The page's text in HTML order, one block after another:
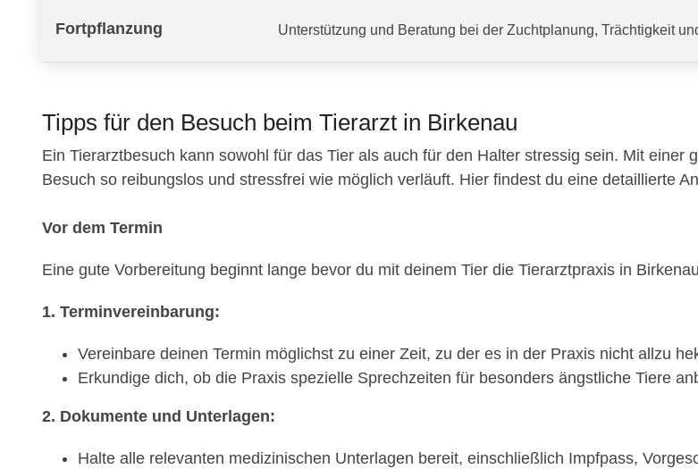
Fortpflanzung Unterstützung und Beratung bei der Zuchtplanung, Trächtigkeit
Tipps für den Besuch beim Tierarzt in Birkenau
Ein Tierarztbesuch kann sowohl für das Tier als auch für den Halter stressig sein. Mit
Besuch so reibungslos und stressfrei wie möglich verläuft. Hier findest du eine detaillierte
Vor dem Termin
Eine gute Vorbereitung beginnt lange bevor du mit deinem Tier die Tierarztpraxis in
1. Terminvereinbarung:
Vereinbare deinen Termin möglichst zu einer Zeit, zu der es in der Praxis nicht allzu
Erkundige dich, ob die Praxis spezielle Sprechzeiten für besonders ängstliche Tiere
2. Dokumente und Unterlagen:
Halte alle relevanten medizinischen Unterlagen bereit, einschließlich Impfpass,